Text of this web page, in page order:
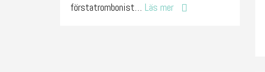
förstatrombonist… Läs mer